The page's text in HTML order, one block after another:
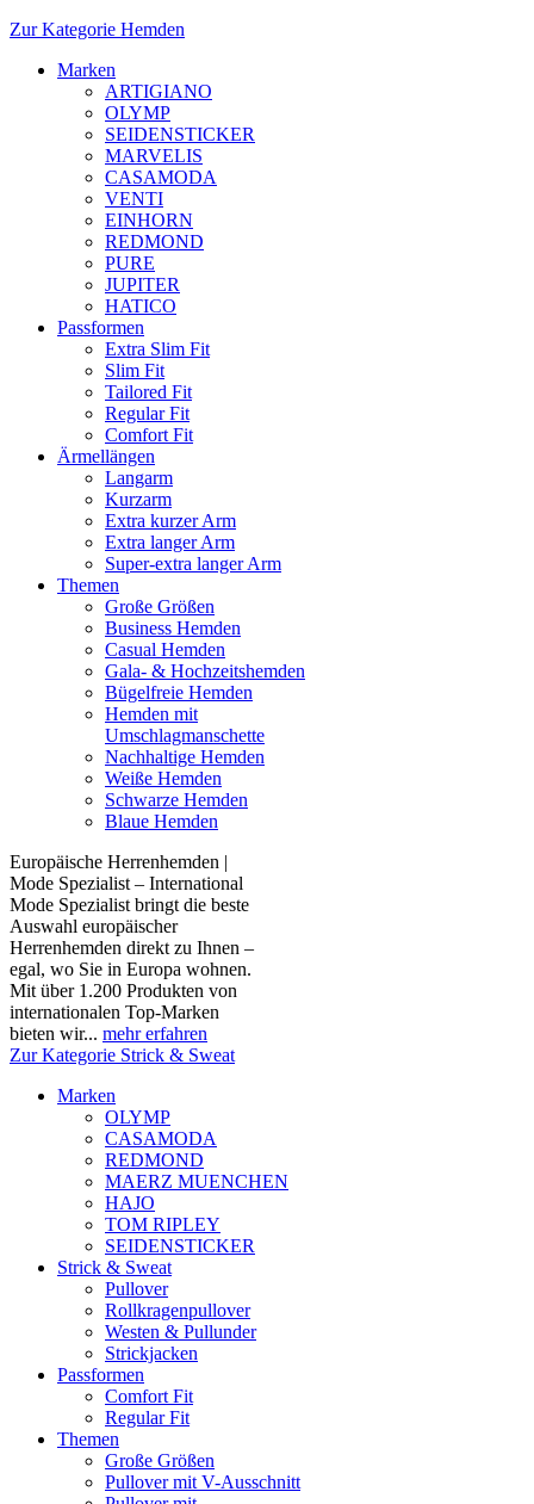
Zur Kategorie Hemden
Marken
ARTIGIANO
OLYMP
SEIDENSTICKER
MARVELIS
CASAMODA
VENTI
EINHORN
REDMOND
PURE
JUPITER
HATICO
Passformen
Extra Slim Fit
Slim Fit
Tailored Fit
Regular Fit
Comfort Fit
Ärmellängen
Langarm
Kurzarm
Extra kurzer Arm
Extra langer Arm
Super-extra langer Arm
Themen
Große Größen
Business Hemden
Casual Hemden
Gala- & Hochzeitshemden
Bügelfreie Hemden
Hemden mit
Umschlagmanschette
Nachhaltige Hemden
Weiße Hemden
Schwarze Hemden
Blaue Hemden
Europäische Herrenhemden |
Mode Spezialist – International
Mode Spezialist bringt die beste
Auswahl europäischer
Herrenhemden direkt zu Ihnen –
egal, wo Sie in Europa wohnen.
Mit über 1.200 Produkten von
internationalen Top-Marken
bieten wir... mehr erfahren
Zur Kategorie Strick & Sweat
Marken
OLYMP
CASAMODA
REDMOND
MAERZ MUENCHEN
HAJO
TOM RIPLEY
SEIDENSTICKER
Strick & Sweat
Pullover
Rollkragenpullover
Westen & Pullunder
Strickjacken
Passformen
Comfort Fit
Regular Fit
Themen
Große Größen
Pullover mit V-Ausschnitt